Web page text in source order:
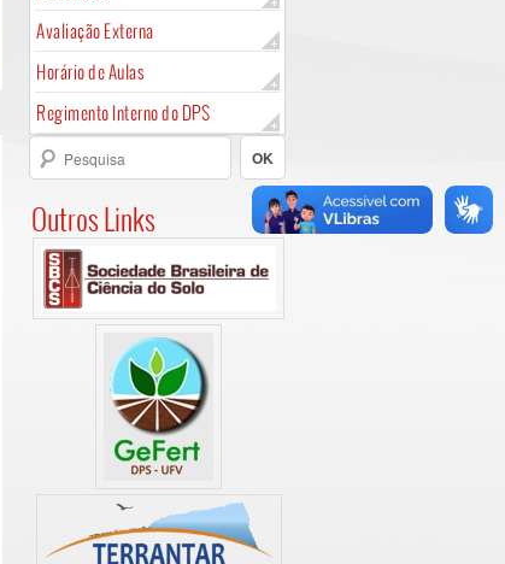
Avaliação Externa
Horário de Aulas
Regimento Interno do DPS
Outros Links